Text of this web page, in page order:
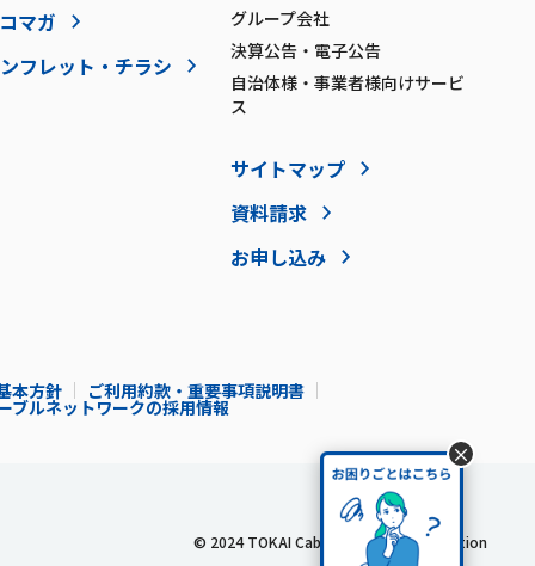
マガ
フレット・チラシ
グループ会社
決算公告・電子公告
自治体様・事業者様向けサービ
ス
サイトマップ
資料請求
お申し込み
本方針 ご利用約款・重要事項説明書
ブルネットワークの採用情報
© 2024 TOKAI Cable Network Corporation
×